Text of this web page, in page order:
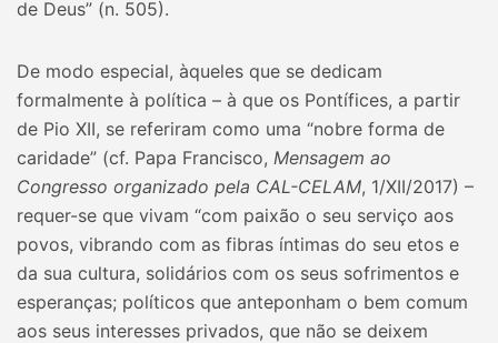
de Deus” (n. 505).
De modo especial, àqueles que se dedicam
formalmente à política – à que os Pontífices, a partir
de Pio XII, se referiram como uma “nobre forma de
caridade” (cf. Papa Francisco, Mensagem ao
Congresso organizado pela CAL-CELAM, 1/XII/2017) –
requer-se que vivam “com paixão o seu serviço aos
povos, vibrando com as fibras íntimas do seu etos e
da sua cultura, solidários com os seus sofrimentos e
esperanças; políticos que anteponham o bem comum
aos seus interesses privados, que não se deixem